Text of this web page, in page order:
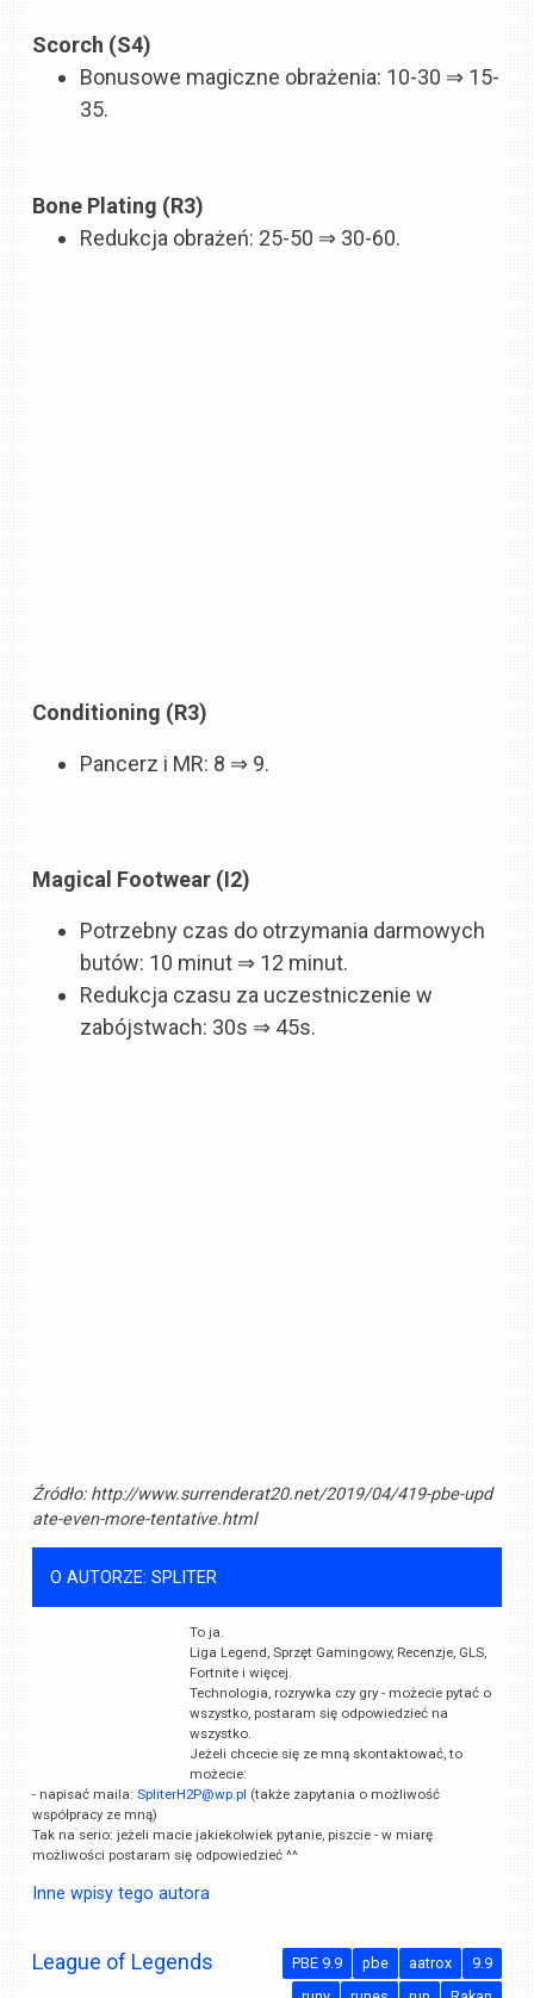
Scorch (S4)
Bonusowe magiczne obrażenia: 10-30 ⇒ 15-
35.
Bone Plating (R3)
Redukcja obrażeń: 25-50 ⇒ 30-60.
Conditioning (R3)
Pancerz i MR: 8 ⇒ 9.
Magical Footwear (I2)
Potrzebny czas do otrzymania darmowych
butów: 10 minut ⇒ 12 minut.
Redukcja czasu za uczestniczenie w
zabójstwach: 30s ⇒ 45s.
Źródło:http://www.surrenderat20.net/2019/04/419-pbe-upd
ate-even-more-tentative.html
O AUTORZE: SPLITER
To ja.
Liga Legend, Sprzęt Gamingowy, Recenzje, GLS,
Fortnite i więcej.
Technologia, rozrywka czy gry - możecie pytać o
wszystko, postaram się odpowiedzieć na
wszystko.
Jeżeli chcecie się ze mną skontaktować, to
możecie:
- napisać maila:SpliterH2P@wp.pl (także zapytania o możliwość
współpracy ze mną)
Tak na serio: jeżeli macie jakiekolwiek pytanie, piszcie - w miarę
możliwości postaram się odpowiedzieć ^^
Inne wpisy tego autora
League of Legends 9.9
aatrox
pbe
PBE 9.9